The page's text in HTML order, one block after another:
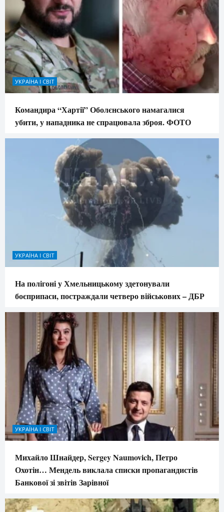
УКРАЇНА І СВІТ
Командира “Хартії” Оболєнського намагалися
убити, у нападника не спрацювала зброя. ФОТО
УКРАЇНА І СВІТ
На полігоні у Хмельницькому здетонували
боєприпаси, постраждали четверо військових – ДБР
УКРАЇНА І СВІТ
Михайло Шнайдер, Sergey Naumovich, Петро
Охотін… Мендель виклала списки пропагандистів
Банкової зі звітів Зарівної